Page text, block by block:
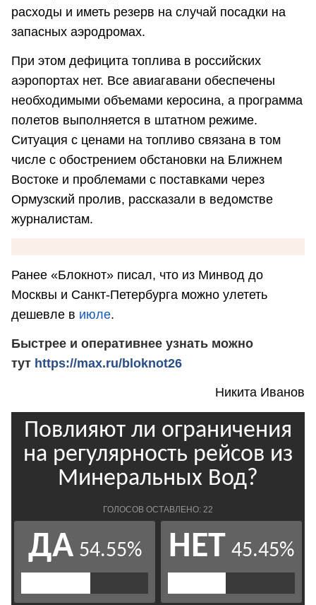
расходы и иметь резерв на случай посадки на
запасных аэродромах.
При этом дефицита топлива в российских
аэропортах нет. Все авиагавани обеспечены
необходимыми объемами керосина, а программа
полетов выполняется в штатном режиме.
Ситуация с ценами на топливо связана в том
числе с обострением обстановки на Ближнем
Востоке и проблемами с поставками через
Ормузский пролив, рассказали в ведомстве
журналистам.
Ранее «Блокнот» писал, что из Минвод до
Москвы и Санкт-Петербурга можно улететь
дешевле в июле.
Быстрее и оперативнее узнать можно
тут https://max.ru/bloknot26
Никита Иванов